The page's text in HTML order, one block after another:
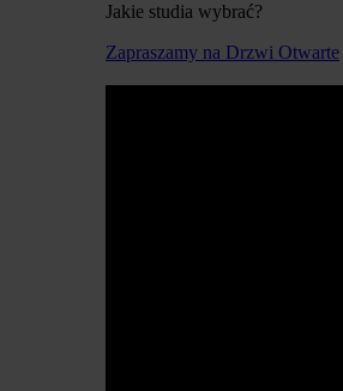
Jakie studia wybrać?
Zapraszamy na Drzwi Otwarte